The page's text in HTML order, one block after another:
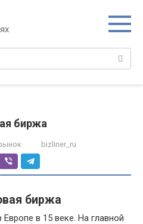
биржа
bizliner_ru
биржа
в 15 веке. На главной